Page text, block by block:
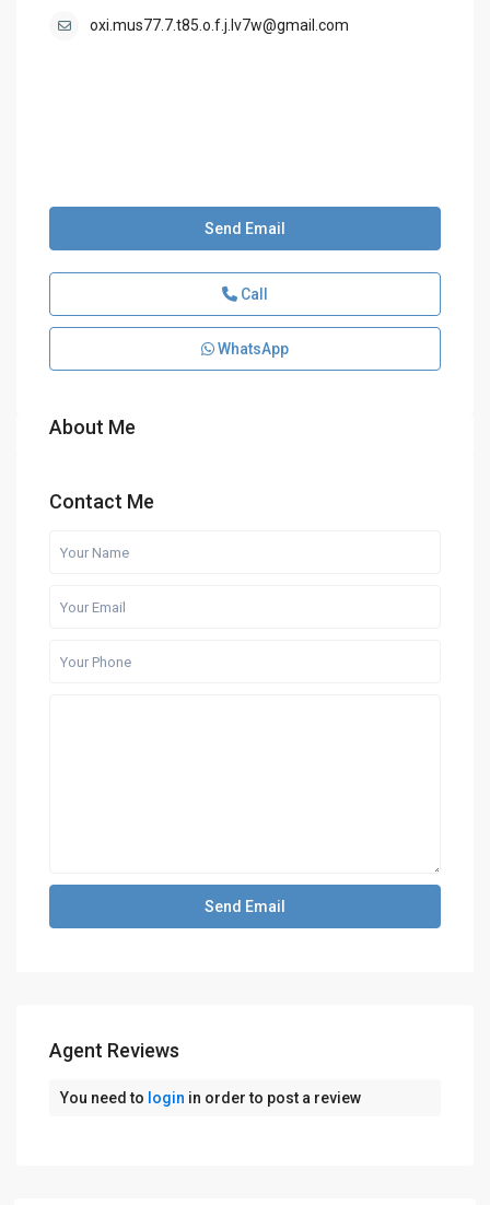
oxi.mus77.7.t85.o.f.j.lv7w@gmail.com
Send Email
Call
WhatsApp
About Me
Contact Me
Agent Reviews
You need to login in order to post a review